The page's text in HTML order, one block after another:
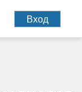
Вход